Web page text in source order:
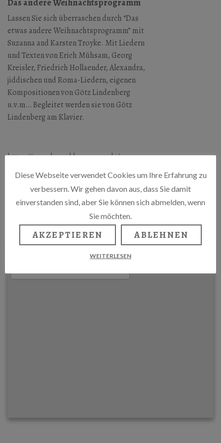
Lassen Sie sich überraschen durch “Das
etwas andere Weihnachtsprogramm” mit
Suzanna and Karsten Troyke. Mit Liedern
und Texten von Erich Mühsam, Georg
Kreisler, Friedrich Hollaender, Alexandra,
jiddischen und Roma-Liedern, eigenen
Kompositionen von Götz Lindenberg
u.v.m…Begleitet werden sie von Götz
Lindenberg am Klavier.
https://www.burg-klempenow.de/
BURG KLEMPENOW
Burg Klempenow, 17089 Breest
Diese Webseite verwendet Cookies um Ihre Erfahrung zu
verbessern. Wir gehen davon aus, dass Sie damit
einverstanden sind, aber Sie können sich abmelden, wenn
Sie möchten.
AKZEPTIEREN ABLEHNEN
WEITERLESEN